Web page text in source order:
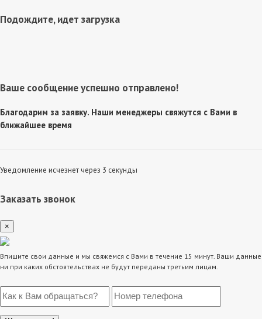
Подождите, идет загрузка
Ваше сообщение успешно отправлено!
Благодарим за заявку. Наши менеджеры свяжутся с Вами в
ближайшее время
Уведомление исчезнет через 3 секунды
Заказать звонок
×
Впишите свои данные и мы свяжемся с Вами в течение 15 минут. Ваши данные
ни при каких обстоятельствах не будут переданы третьим лицам.